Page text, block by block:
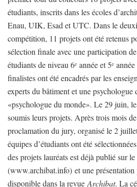
étudiants, inscrits dans les écoles
Enau, UIK, Esad et UTC. Dans le
compétition, 11 projets ont été retenus
sélection finale avec une participation
étudiants de niveau 6e année et 5e
finalistes ont été encadrés par les
experts du bâtiment et une psychologue
«psychologue du monde». Le 29 juin,
soumis leurs projets. Après trois mois
proclamation du jury, organisé le 2
équipes d’étudiants ont été
des projets lauréats est déjà publié sur
(www.archibat.info) et une présentation
disponible dans la revue Archibat. La